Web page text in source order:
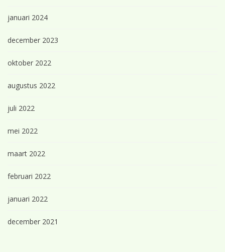
januari 2024
december 2023
oktober 2022
augustus 2022
juli 2022
mei 2022
maart 2022
februari 2022
januari 2022
december 2021